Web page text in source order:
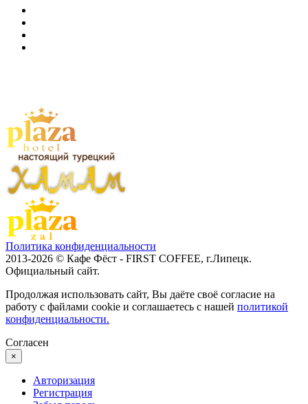
Политика конфиденциальности
2013-2026 © Кафе Фёст - FIRST COFFEE, г.Липецк.
Официальный сайт.
Продолжая использовать сайт, Вы даёте своё согласие на
работу с файлами cookie и соглашаетесь с нашей политикой
конфиденциальности.
Согласен
×
Авторизация
Регистрация